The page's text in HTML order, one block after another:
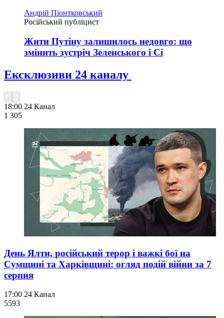
Андрій Піонтковський
Російський публіцист
Жити Путіну залишилось недовго: що
змінить зустріч Зеленського і Сі
Ексклюзиви 24 каналу
18:00 24 Канал
1 305
День Ялти, російський терор і важкі бої на
Сумщині та Харківщині: огляд подій війни за 7
серпня
17:00 24 Канал
5593